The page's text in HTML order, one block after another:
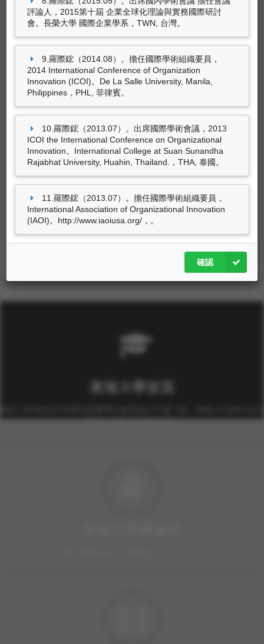
羅際鋐（2019.10發表，2019.10得獎）。“我的
最美校服”工業設計大賽。泉州市工業設計協會優
藺草學會第九屆愛藺工藝獎-創新藺編設計組 佳
作。
獎補助紀錄
6筆資料 more...
羅際鋐，獲東海大學113學年度國科會補助大專
校院研究獎勵。
羅際鋐，獲東海大學111學年度國科會補助大專
校院研究獎勵。
羅際鋐，獲東海大學106學年度科技部特殊優秀
羅際鋐，獲東海大學105學年度主持研究計畫獎
勵。
羅際鋐，獲東海大學104學年度主持研究計畫獎
勵。
東海大學首頁
FAX: +886-4-2359-0361
評論人，2015第十屆 企業全球化理論與實務國際研討
會。長榮大學 國際企業學系，TWN, 台灣。
9.羅際鋐（2014.08）。擔任國際學術組織要員，
2014 International Conference of Organization
Innovation (ICOI)。De La Salle University, Manila,
Philippines，PHL, 菲律賓。
10.羅際鋐（2013.07）。出席國際學術會議，2013
ICOI the International Conference on Organizational
Innovation。International College at Suan Sunandha
Rajabhat University, Huahin, Thailand.，THA, 泰國。
11.羅際鋐（2013.07）。擔任國際學術組織要員，
International Association of Organizational Innovation
(IAOI)。http://www.iaoiusa.org/，。
確認